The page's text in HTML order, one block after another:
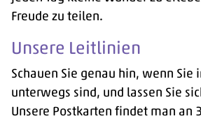
Freude zu teilen.
Unsere Leitlinien
Schauen Sie genau hin, wenn Sie
unterwegs sind, und lassen Sie
Unsere Postkarten findet man an